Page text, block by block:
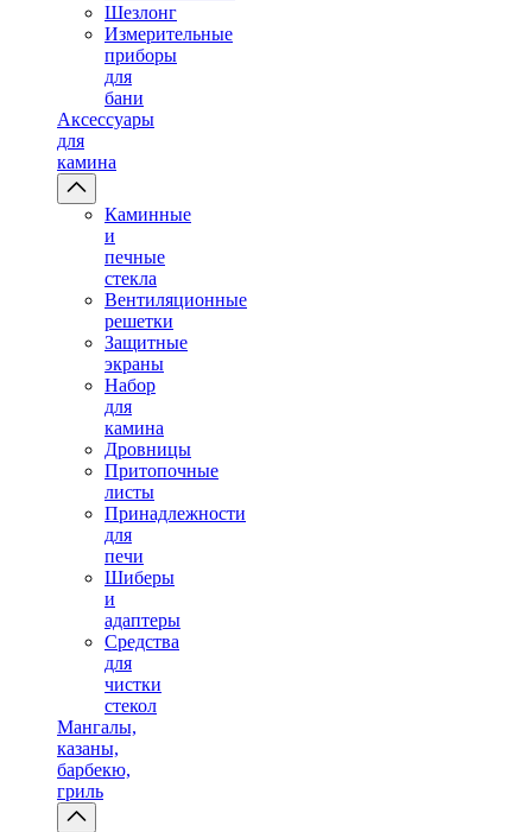
Шезлонг
Измерительные
приборы
для
бани
Аксессуары
для
камина
Каминные
и
печные
стекла
Вентиляционные
решетки
Защитные
экраны
Набор
для
камина
Дровницы
Притопочные
листы
Принадлежности
для
печи
Шиберы
и
адаптеры
Средства
для
чистки
стекол
Мангалы,
казаны,
барбекю,
гриль